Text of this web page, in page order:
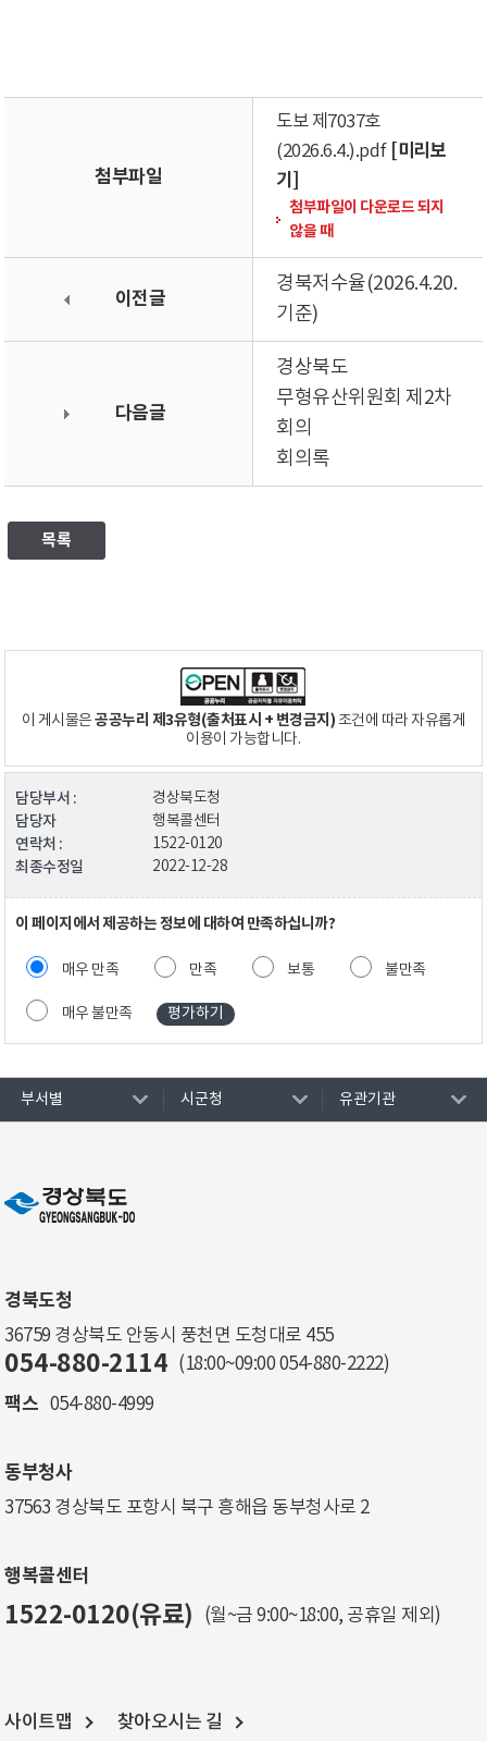
첨부파일
도보 제7037호
(2026.6.4.).pdf [미리보
기]
첨부파일이 다운로드 되지
않을 때
이전글
경북저수율(2026.4.20.
기준)
다음글
경상북도
무형유산위원회 제2차
회의
회의록
목록
이 게시물은공공누리 제3유형(출처표시 + 변경금지)조건에 따라 자유롭게
이용이 가능합니다.
담당부서 : 경상북도청
담당자 행복콜센터
연락처 : 1522-0120
최종수정일 2022-12-28
이 페이지에서 제공하는 정보에 대하여 만족하십니까?
매우 만족 만족 보통 불만족
매우 불만족
부서별 시군청 유관기관
경북도청
36759 경상북도 안동시 풍천면 도청대로 455
054-880-2114 (18:00~09:00 054-880-2222)
팩스 054-880-4999
동부청사
37563 경상북도 포항시 북구 흥해읍 동부청사로 2
행복콜센터
1522-0120(유료) (월~금 9:00~18:00, 공휴일 제외)
사이트맵 찾아오시는 길